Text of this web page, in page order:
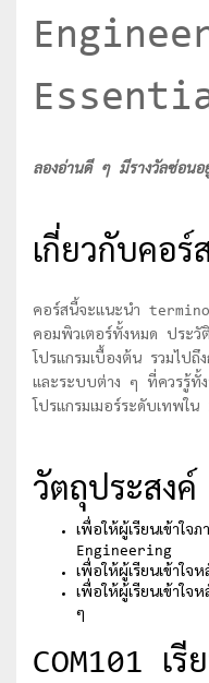
ลองอ่านดี ๆ มีรางวัลซ่อนอ
เกี่ยวกับคอร์
คอร์สนี้จะแนะนำ
คอมพิวเตอร์ทั้งหมด ประวั
โปรแกรมเบื้องต้น รวมไป
และระบบต่าง ๆ ที่ควรรู้ทั้ง
โปรแกรมเมอร์ระดับเทพใ
วัตถุประสงค์
เพื่อให้ผู้เรียนเข้าใจ
Engineering
เพื่อให้ผู้เรียนเข้าใจ
เพื่อให้ผู้เรียนเข้าใจ
ๆ
COM101 เรี